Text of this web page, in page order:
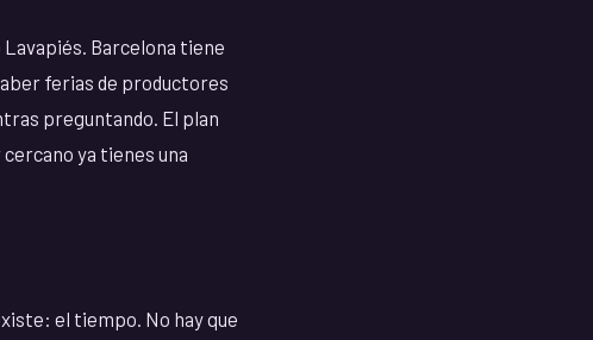
Barcelona tiene
ferias de productores
preguntando. El plan
ya tienes una
el tiempo. No hay que